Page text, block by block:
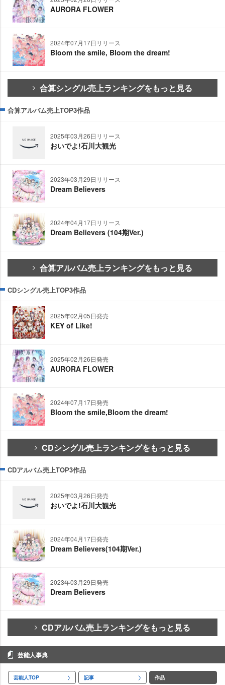
AURORA FLOWER
2024年07月17日リリース
Bloom the smile, Bloom the dream!
合算シングル売上ランキングをもっと見る
合算アルバム売上TOP3作品
2025年03月26日リリース
おいでよ!石川大観光
2023年03月29日リリース
Dream Believers
2024年04月17日リリース
Dream Believers (104期Ver.)
合算アルバム売上ランキングをもっと見る
CDシングル売上TOP3作品
2025年02月05日発売
KEY of Like!
2025年02月26日発売
AURORA FLOWER
2024年07月17日発売
Bloom the smile,Bloom the dream!
CDシングル売上ランキングをもっと見る
CDアルバム売上TOP3作品
2025年03月26日発売
おいでよ!石川大観光
2024年04月17日発売
Dream Believers(104期Ver.)
2023年03月29日発売
Dream Believers
CDアルバム売上ランキングをもっと見る
芸能人事典
芸能人TOP 記事 作品